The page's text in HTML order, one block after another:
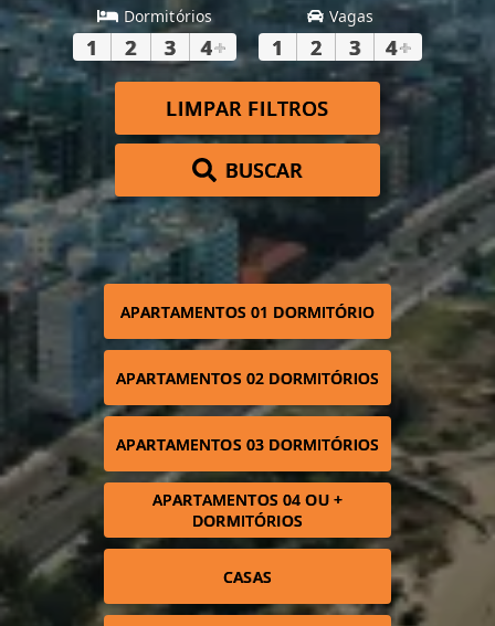
Dormitórios
1 2 3 4+
Vagas
1 2 3 4+
LIMPAR FILTROS
BUSCAR
APARTAMENTOS 01 DORMITÓRIO
APARTAMENTOS 02 DORMITÓRIOS
APARTAMENTOS 03 DORMITÓRIOS
APARTAMENTOS 04 OU +
DORMITÓRIOS
CASAS